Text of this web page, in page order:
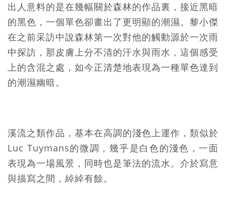
出人意料的是在幾幅關於森林的作品裏，接近黑暗
的黑色，一個單色卻畫出了更明顯的潮濕。黎小傑
在之前采訪中說森林第一次對他的觸動源於一次雨
中探訪，那皮膚上分不清的汗水與雨水，這個感受
上的含混之處，如今正清楚地表現為一種單色達到
的潮濕幽暗。
溪流之類作品，基本在高調的淺色上運作，類似於
Luc Tuymans的微調，幾乎是白色的淺色，一面
表現為一場風景，同時也是筆法的流水。介於寫意
與描寫之間，綽綽有餘。